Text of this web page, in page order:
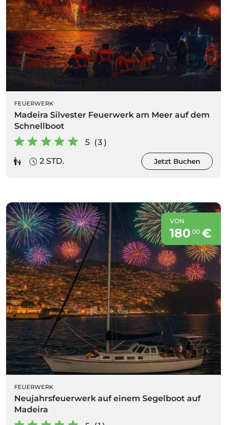
FEUERWERK
Madeira Silvester Feuerwerk am Meer auf dem
Schnellboot
5 (3)
2 STD.
Jetzt Buchen
VON
180 00€
FEUERWERK
Neujahrsfeuerwerk auf einem Segelboot auf
Madeira